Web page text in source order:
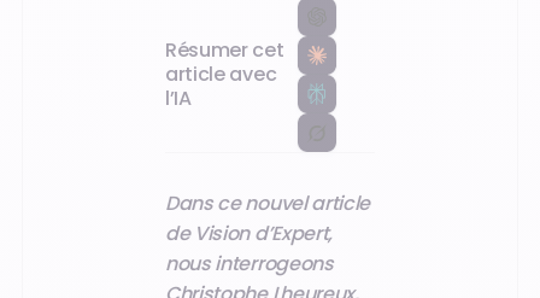
Résumer cet
article avec
l’IA
Dans ce nouvel article
de Vision d’Expert,
nous interrogeons